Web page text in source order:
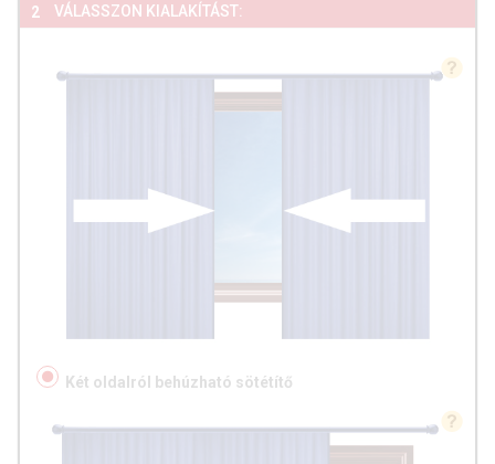
2 VÁLASSZON KIALAKÍTÁST:
Két oldalról behúzható sötétítő